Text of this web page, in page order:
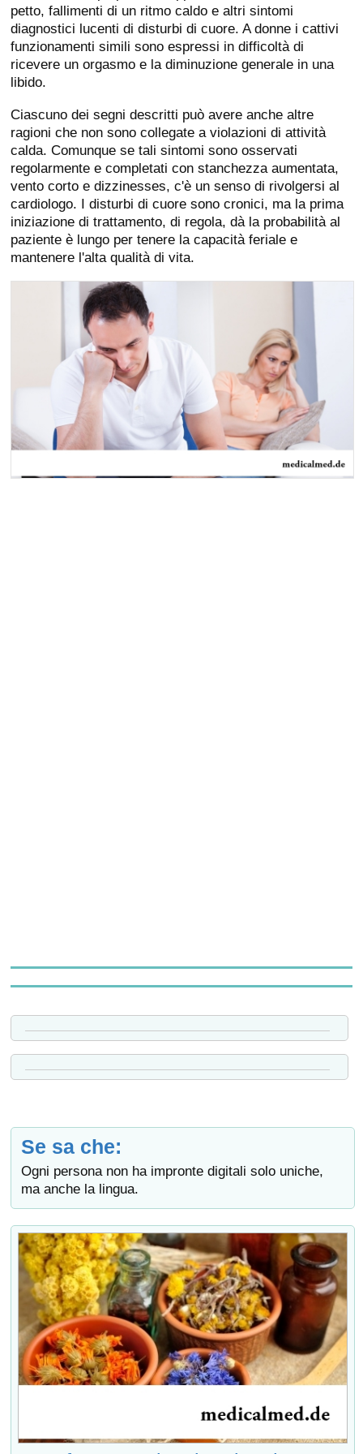
petto, fallimenti di un ritmo caldo e altri sintomi
diagnostici lucenti di disturbi di cuore. A donne i cattivi
funzionamenti simili sono espressi in difficoltà di
ricevere un orgasmo e la diminuzione generale in una
libido.
Ciascuno dei segni descritti può avere anche altre
ragioni che non sono collegate a violazioni di attività
calda. Comunque se tali sintomi sono osservati
regolarmente e completati con stanchezza aumentata,
vento corto e dizzinesses, c'è un senso di rivolgersi al
cardiologo. I disturbi di cuore sono cronici, ma la prima
iniziazione di trattamento, di regola, dà la probabilità al
paziente è lungo per tenere la capacità feriale e
mantenere l'alta qualità di vita.
Se sa che:
Ogni persona non ha impronte digitali solo uniche,
ma anche la lingua.